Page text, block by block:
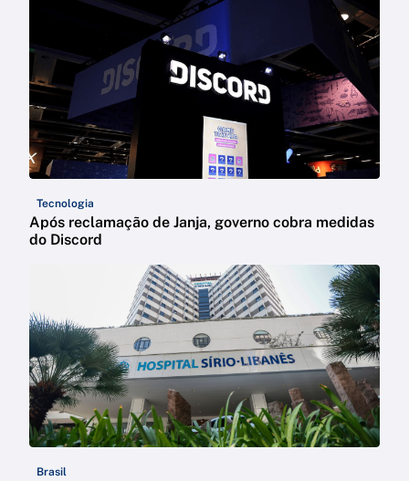
Tecnologia
Após reclamação de Janja, governo cobra medidas
do Discord
Brasil